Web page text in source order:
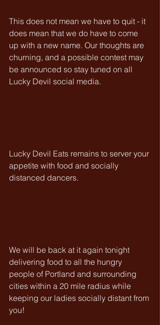
This does not mean we have to quit - it
does mean that we do have to come
up with a new name. Our thoughts are
churning, and a possible contest may
be announced so stay tuned on all
Lucky Devil social media.
Lucky Devil Eats remains to server your
appetite with food and socially
distanced dancers.
We will be back at it again tonight
delivering food to all the hungry
people of Portland and surrounding
cities within a 20 mile radius while
keeping our ladies socially distant from
you!